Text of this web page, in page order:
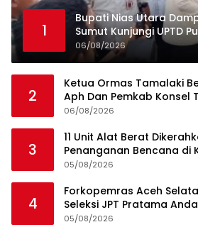
1
Bupati Nias Utara
Sumut Kunjungi UPTD
06/08/2026
2
Ketua Ormas Tamalaki
Aph Dan Pemkab Konsel
Angkut Cangkang Sawit
06/08/2026
3
11 Unit Alat Berat
Penanganan Bencana di
Kecamatan Tukka
05/08/2026
4
Forkopemras Aceh
Seleksi JPT Pratama
dan Integritas, Bukan
05/08/2026